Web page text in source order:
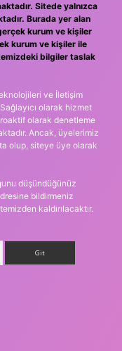
Sitede yalnızca
Burada yer alan
kurum ve kişiler
kurum ve kişiler ile
bilgiler taslak
ve İletişim
olarak hizmet
olarak denetleme
Ancak, üyelerimiz
olup, siteye üye olarak
düşündüğünüz
bildirmeniz
kaldırılacaktır.